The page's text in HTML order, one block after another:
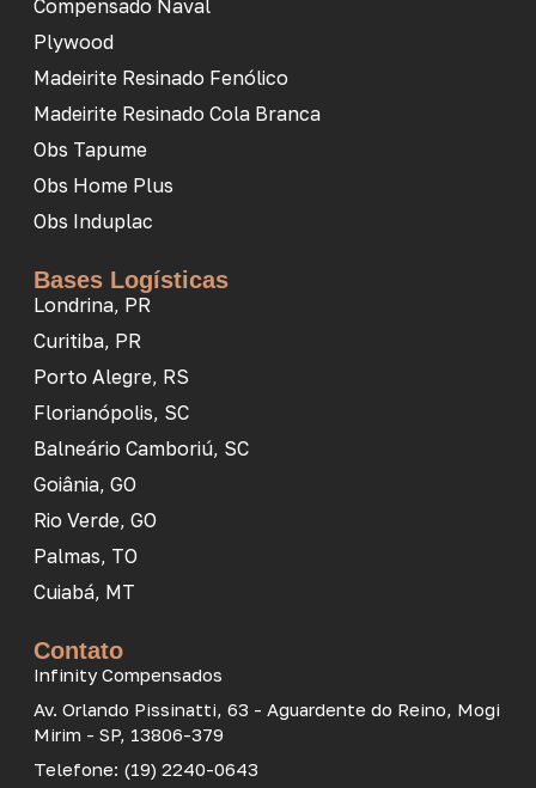
Compensado Naval
Plywood
Madeirite Resinado Fenólico
Madeirite Resinado Cola Branca
Obs Tapume
Obs Home Plus
Obs Induplac
Bases Logísticas
Londrina, PR
Curitiba, PR
Porto Alegre, RS
Florianópolis, SC
Balneário Camboriú, SC
Goiânia, GO
Rio Verde, GO
Palmas, TO
Cuiabá, MT
Contato
Infinity Compensados
Av. Orlando Pissinatti, 63 - Aguardente do Reino, Mogi
Mirim - SP, 13806-379
Telefone: (19) 2240-0643